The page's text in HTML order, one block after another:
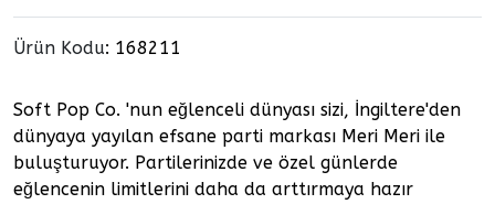
Ürün Kodu: 168211
Soft Pop Co. 'nun eğlenceli dünyası sizi, İngiltere'den
dünyaya yayılan efsane parti markası Meri Meri ile
buluşturuyor. Partilerinizde ve özel günlerde
eğlencenin limitlerini daha da arttırmaya hazır